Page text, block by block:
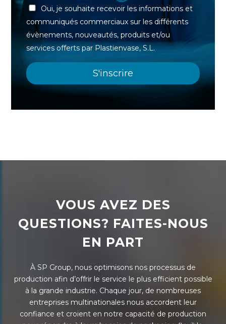
Oui, je souhaite recevoir les informations et
communiqués commerciaux sur les différents
évènements, nouveautés, produits et/ou
services offerts par Plastienvase, S.L.
VOUS AVEZ DES
QUESTIONS? FAITES-NOUS
EN PART
À SP Group, nous optimisons nos processus de
production afin d’offrir le service le plus efficient possible
à la grande industrie. Chaque jour, de nombreuses
entreprises multinationales nous accordent leur
confiance et croient en notre capacité de production